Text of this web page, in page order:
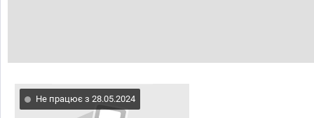
Не працює з 28.05.2024